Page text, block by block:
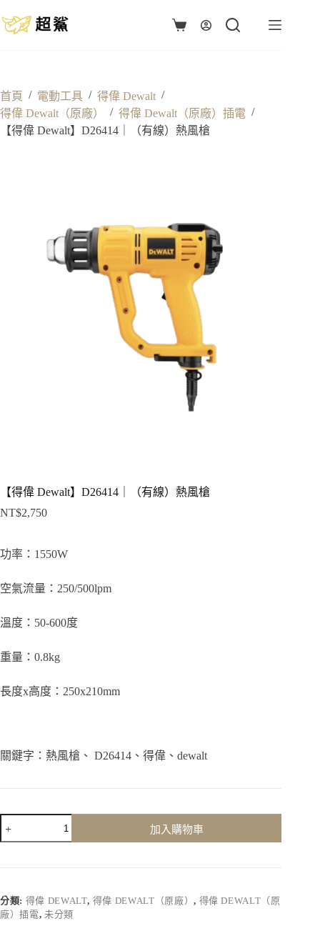
至
容
購
首頁 / 電動工具 / 得偉 Dewalt /
得偉 Dewalt（原廠）
/ 得偉 Dewalt（原廠）插電 /
【得偉 Dewalt】D26414｜（有線）熱風槍
【得偉 Dewalt】D26414｜（有線）熱風槍
NT$2,750
功率：1550W
空氣流量：250/500lpm
溫度：50-600度
重量：0.8kg
長度x高度：250x210mm
關鍵字：熱風槍、 D26414、得偉、dewalt
（有
線）
加入購物車
分類: 得偉 DEWALT, 得偉 DEWALT（原廠）, 得偉 DEWALT（原
廠）插電, 未分類